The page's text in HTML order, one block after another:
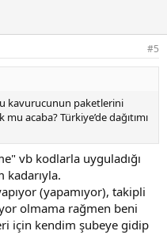
#5
kavurucunun paketlerini
acaba? Türkiye’de dağıtımı
vb kodlarla uyguladığı
(yapamıyor), takipli
olmama rağmen beni
için kendim şubeye gidip